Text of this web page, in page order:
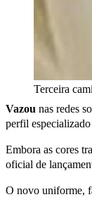
Terceira
Vazou nas redes
perfil
Embora as cores
oficial de
O novo uniforme,